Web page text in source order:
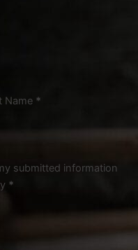
Name *
submitted information
*